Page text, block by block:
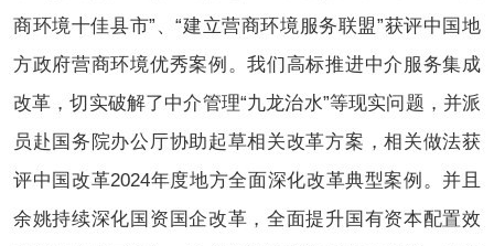
商环境十佳县市”、“建立营商环境服务联盟”获评中国地
方政府营商环境优秀案例。我们高标推进中介服务集成
改革，切实破解了中介管理“九龙治水”等现实问题，并派
员赴国务院办公厅协助起草相关改革方案，相关做法获
评中国改革2024年度地方全面深化改革典型案例。并且
余姚持续深化国资国企改革，全面提升国有资本配置效